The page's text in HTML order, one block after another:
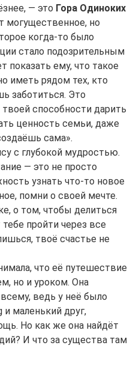
— это Гора Одиноких
могущественное, но
когда-то было
стало подозрительным
показать ему, что такое
иметь рядом тех, кто
заботиться. Это
способности дарить
ценность семьи, даже
сама».
с глубокой мудростью.
— это не просто
узнать что-то новое
помни о своей мечте.
о том, чтобы делиться
пройти через все
твоё счастье не
что её путешествие
но и уроком. Она
ведь у неё было
маленький друг,
Но как же она найдёт
И что за существа там